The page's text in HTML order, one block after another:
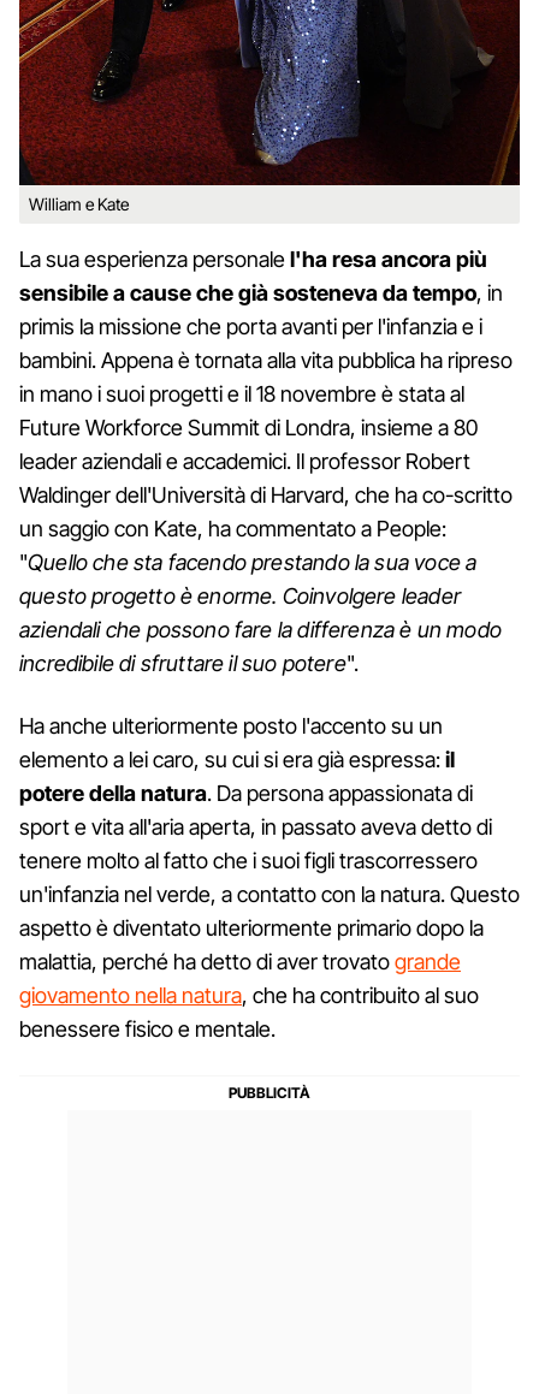
William e Kate
La sua esperienza personalel'ha resa ancora più
sensibile a cause che già sosteneva da tempo, in
primis la missione che porta avanti per l'infanzia e i
bambini. Appena è tornata alla vita pubblica ha ripreso
in mano i suoi progetti e il 18 novembre è stata al
Future Workforce Summit di Londra, insieme a 80
leader aziendali e accademici. Il professor Robert
Waldinger dell'Università di Harvard, che ha co-scritto
un saggio con Kate, ha commentato a People:
"Quello che sta facendo prestando la sua voce a
questo progetto è enorme. Coinvolgere leader
aziendali che possono fare la differenza è un modo
incredibile di sfruttare il suo potere".
Ha anche ulteriormente posto l'accento su un
elemento a lei caro, su cui si era già espressa:il
potere della natura. Da persona appassionata di
sport e vita all'aria aperta, in passato aveva detto di
tenere molto al fatto che i suoi figli trascorressero
un'infanzia nel verde, a contatto con la natura. Questo
aspetto è diventato ulteriormente primario dopo la
malattia, perché ha detto di aver trovatogrande
giovamento nella natura, che ha contribuito al suo
benessere fisico e mentale.